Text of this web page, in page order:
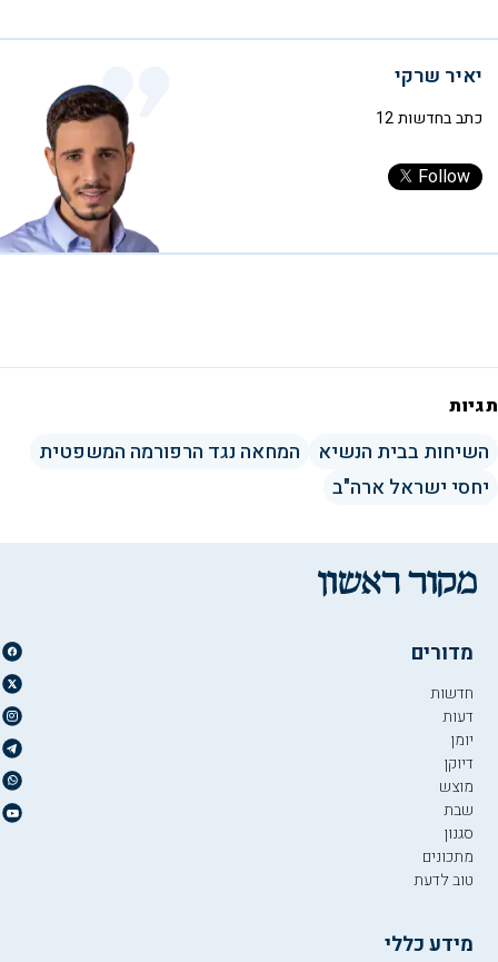
יאיר שרקי
כתב בחדשות 12
Follow
תגיות
השיחות בבית הנשיא
המחאה נגד הרפורמה המשפטית
יחסי ישראל ארה"ב
מדורים
חדשות
דעות
יומן
דיוקן
מוצש
שבת
סגנון
מתכונים
טוב לדעת
מידע כללי